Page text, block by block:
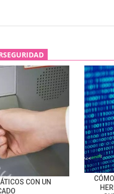
CON UN